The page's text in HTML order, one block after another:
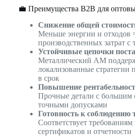
💼 Преимущества B2B для
Снижение общей
Меньше энергии и отходов
производственных затрат с
Устойчивые цепочки
Металлический AM
локализованные стратегии
в срок
Повышение
Прочные детали с большим
точными допусками
Готовность к соблюдению
Соответствует требованиям
сертификатов и отчетности